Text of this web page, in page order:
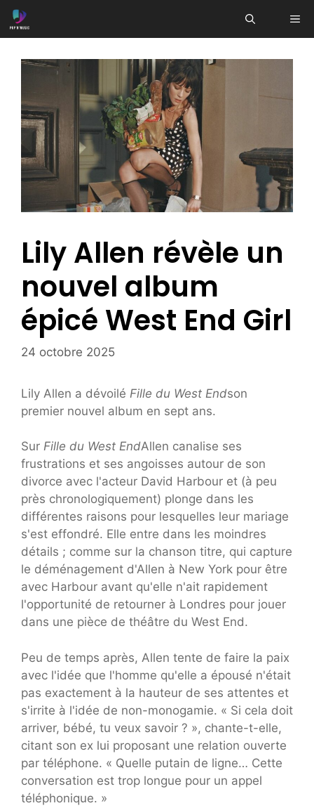
Aller
au
Lily Allen révèle un
nouvel album
épicé West End Girl
24 octobre 2025
Lily Allen a dévoilé Fille du West Endson
premier nouvel album en sept ans.
Sur Fille du West EndAllen canalise ses
frustrations et ses angoisses autour de son
divorce avec l'acteur David Harbour et (à peu
près chronologiquement) plonge dans les
différentes raisons pour lesquelles leur mariage
s'est effondré. Elle entre dans les moindres
détails ; comme sur la chanson titre, qui capture
le déménagement d'Allen à New York pour être
avec Harbour avant qu'elle n'ait rapidement
l'opportunité de retourner à Londres pour jouer
dans une pièce de théâtre du West End.
Peu de temps après, Allen tente de faire la paix
avec l'idée que l'homme qu'elle a épousé n'était
pas exactement à la hauteur de ses attentes et
s'irrite à l'idée de non-monogamie. « Si cela doit
arriver, bébé, tu veux savoir ? », chante-t-elle,
citant son ex lui proposant une relation ouverte
par téléphone. « Quelle putain de ligne… Cette
conversation est trop longue pour un appel
téléphonique. »